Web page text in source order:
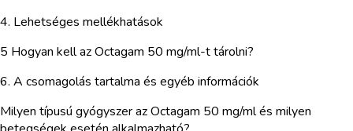
4. Lehetséges mellékhatások
5 Hogyan kell az Octagam 50 mg/ml-t tárolni?
6. A csomagolás tartalma és egyéb információk
Milyen típusú gyógyszer az Octagam 50 mg/ml és milyen